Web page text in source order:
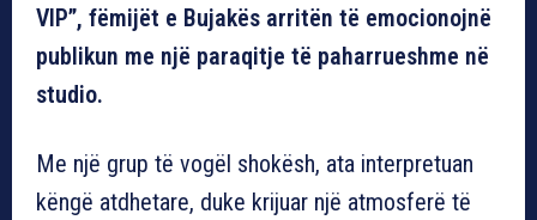
VIP”, fëmijët e Bujakës arritën të emocionojnë
publikun me një paraqitje të paharrueshme në
studio.
Me një grup të vogël shokësh, ata interpretuan
këngë atdhetare, duke krijuar një atmosferë të